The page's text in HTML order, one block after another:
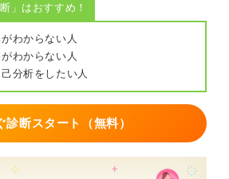
」はおすすめ！
わからない人
わからない人
分析をしたい人
診断スタート（無料）